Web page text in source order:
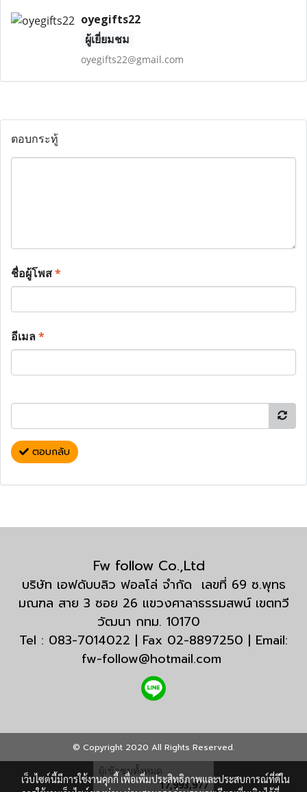
oyegifts22
ผู้เยี่ยมชม
oyegifts22@gmail.com
ตอบกระทู้
ชื่อผู้โพส*
อีเมล*
ตอบกลับ
Fw follow Co.,Ltd
บริษัท เอฟดับบลิว ฟอลโล่ จำกัด เลขที่ 69 ซ.พุทธ
มณฑล สาย 3 ซอย 26 แขวงศาลาธรรมสพน์ เขตทวี
วัฒนา กทม. 10170
Tel : 083-7014022 | Fax 02-8897250 | Email:
fw-follow@hotmail.com
© Copyright 2020 All Rights Reserved.
ผู้เข้าชมทั้งหมด
17,993,977
เว็บไซต์นี้มีการใช้งานคุกกี้ เพื่อเพิ่มประสิทธิภาพและประสบการณ์ที่ดีใน